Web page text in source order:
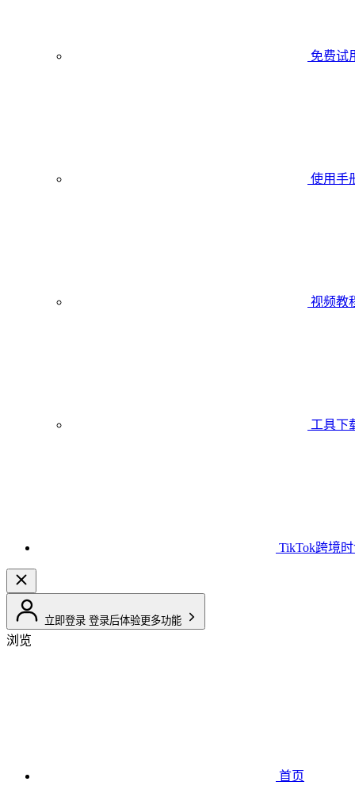
免费试
使用手
视频教
工具下
TikTok跨境
立即登录 登录后体验更多功能
浏览
首页